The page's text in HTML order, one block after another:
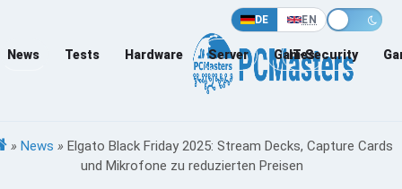
DE EN
News Tests Hardware Server Games
IT-Security
» News » Elgato Black Friday 2025: Stream Decks, Capture Cards
und Mikrofone zu reduzierten Preisen